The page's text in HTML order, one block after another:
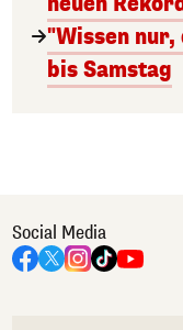
"Wissen nur,
bis Samstag
Social Media